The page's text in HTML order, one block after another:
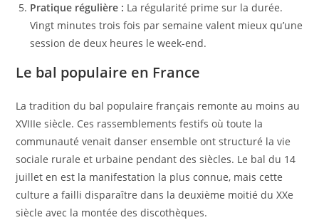
Pratique régulière : La régularité prime sur la durée.
Vingt minutes trois fois par semaine valent mieux qu’une
session de deux heures le week-end.
Le bal populaire en France
La tradition du bal populaire français remonte au moins au
XVIIIe siècle. Ces rassemblements festifs où toute la
communauté venait danser ensemble ont structuré la vie
sociale rurale et urbaine pendant des siècles. Le bal du 14
juillet en est la manifestation la plus connue, mais cette
culture a failli disparaître dans la deuxième moitié du XXe
siècle avec la montée des discothèques.